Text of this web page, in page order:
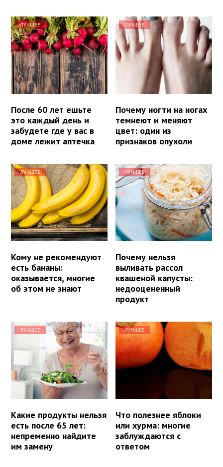
ЛУЧШЕЕ
После 60 лет ешьте
это каждый день и
забудете где у вас в
доме лежит аптечка
ЛУЧШЕЕ
Почему ногти на ногах
темнеют и меняют
цвет: один из
признаков опухоли
ЛУЧШЕЕ
Кому не рекомендуют
есть бананы:
оказывается, многие
об этом не знают
ЛУЧШЕЕ
Почему нельзя
выливать рассол
квашеной капусты:
недооцененный
продукт
ЛУЧШЕЕ
Какие продукты нельзя
есть после 65 лет:
непременно найдите
им замену
ЛУЧШЕЕ
Что полезнее яблоки
или хурма: многие
заблуждаются с
ответом